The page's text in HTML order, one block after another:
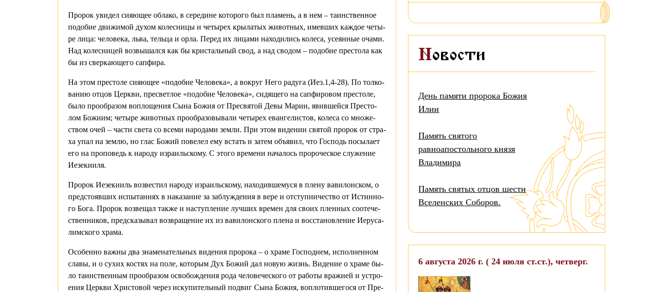
Про­рок уви­дел си­я­ю­щее об­ла­ко, в се­ре­дине ко­то­ро­го был пла­мень, а в нем – та­ин­ствен­ное
по­до­бие дви­жи­мой ду­хом ко­лес­ни­цы и че­ты­рех кры­ла­тых жи­вот­ных, имев­ших каж­дое че­ты­
ре ли­ца: че­ло­ве­ка, льва, тель­ца и ор­ла. Пе­ред их ли­ца­ми на­хо­ди­лись ко­ле­са, усе­ян­ные оча­ми.
Над ко­лес­ни­цей воз­вы­шал­ся как бы кри­сталь­ный свод, а над сво­дом – по­до­бие пре­сто­ла как
бы из свер­ка­ю­ще­го сап­фи­ра.
На этом пре­сто­ле си­я­ю­щее «по­до­бие Че­ло­ве­ка», а во­круг Него ра­ду­га (Иез.1,4-28). По тол­ко­
ва­нию от­цов Церк­ви, пре­свет­лое «по­до­бие Че­ло­ве­ка», си­дя­ще­го на сап­фи­ро­вом пре­сто­ле,
бы­ло про­об­ра­зом во­пло­ще­ния Сы­на Бо­жия от Пре­свя­той Де­вы Ма­рии, явив­шей­ся Пре­сто­
лом Бо­жи­им; че­ты­ре жи­вот­ных про­об­ра­зо­вы­ва­ли че­ты­рех еван­ге­ли­стов, ко­ле­са со мно­же­
ством очей – ча­сти све­та со все­ми на­ро­да­ми зем­ли. При этом ви­де­нии свя­той про­рок от стра­
ха упал на зем­лю, но глас Бо­жий по­ве­лел ему встать и за­тем объ­явил, что Гос­подь по­сы­ла­ет
его на про­по­ведь к на­ро­ду из­ра­иль­ско­му. С это­го вре­ме­ни на­ча­лось про­ро­че­ское слу­же­ние
Ие­зе­ки­и­ля.
Про­рок Ие­зе­ки­иль воз­ве­стил на­ро­ду из­ра­иль­ско­му, на­хо­див­ше­му­ся в пле­ну ва­ви­лон­ском, о
пред­сто­яв­ших ис­пы­та­ни­ях в на­ка­за­ние за за­блуж­де­ния в ве­ре и от­ступ­ни­че­ство от Ис­тин­но­
го Бо­га. Про­рок воз­ве­щал так­же и на­ступ­ле­ние луч­ших вре­мен для сво­их плен­ных со­оте­че­
ствен­ни­ков, пред­ска­зы­вал воз­вра­ще­ние их из ва­ви­лон­ско­го пле­на и вос­ста­нов­ле­ние Иеру­са­
лим­ско­го хра­ма.
Осо­бен­но важ­ны два зна­ме­на­тель­ных ви­де­ния про­ро­ка – о хра­ме Гос­под­нем, ис­пол­нен­ном
сла­вы, и о су­хих ко­стях на по­ле, ко­то­рым Дух Бо­жий дал но­вую жизнь. Ви­де­ние о хра­ме бы­
ло та­ин­ствен­ным про­об­ра­зом осво­бож­де­ния ро­да че­ло­ве­че­ско­го от ра­бо­ты вра­жи­ей и устро­
е­ния Церк­ви Хри­сто­вой через ис­ку­пи­тель­ный по­двиг Сы­на Бо­жия, во­пло­тив­ше­го­ся от Пре­
Новости
День памяти пророка Божия
Илии
Память святого
равноапостольного князя
Владимира
Память святых отцов шести
Вселенских Соборов.
6 августа 2026 г. ( 24 июля ст.ст.), четверг.